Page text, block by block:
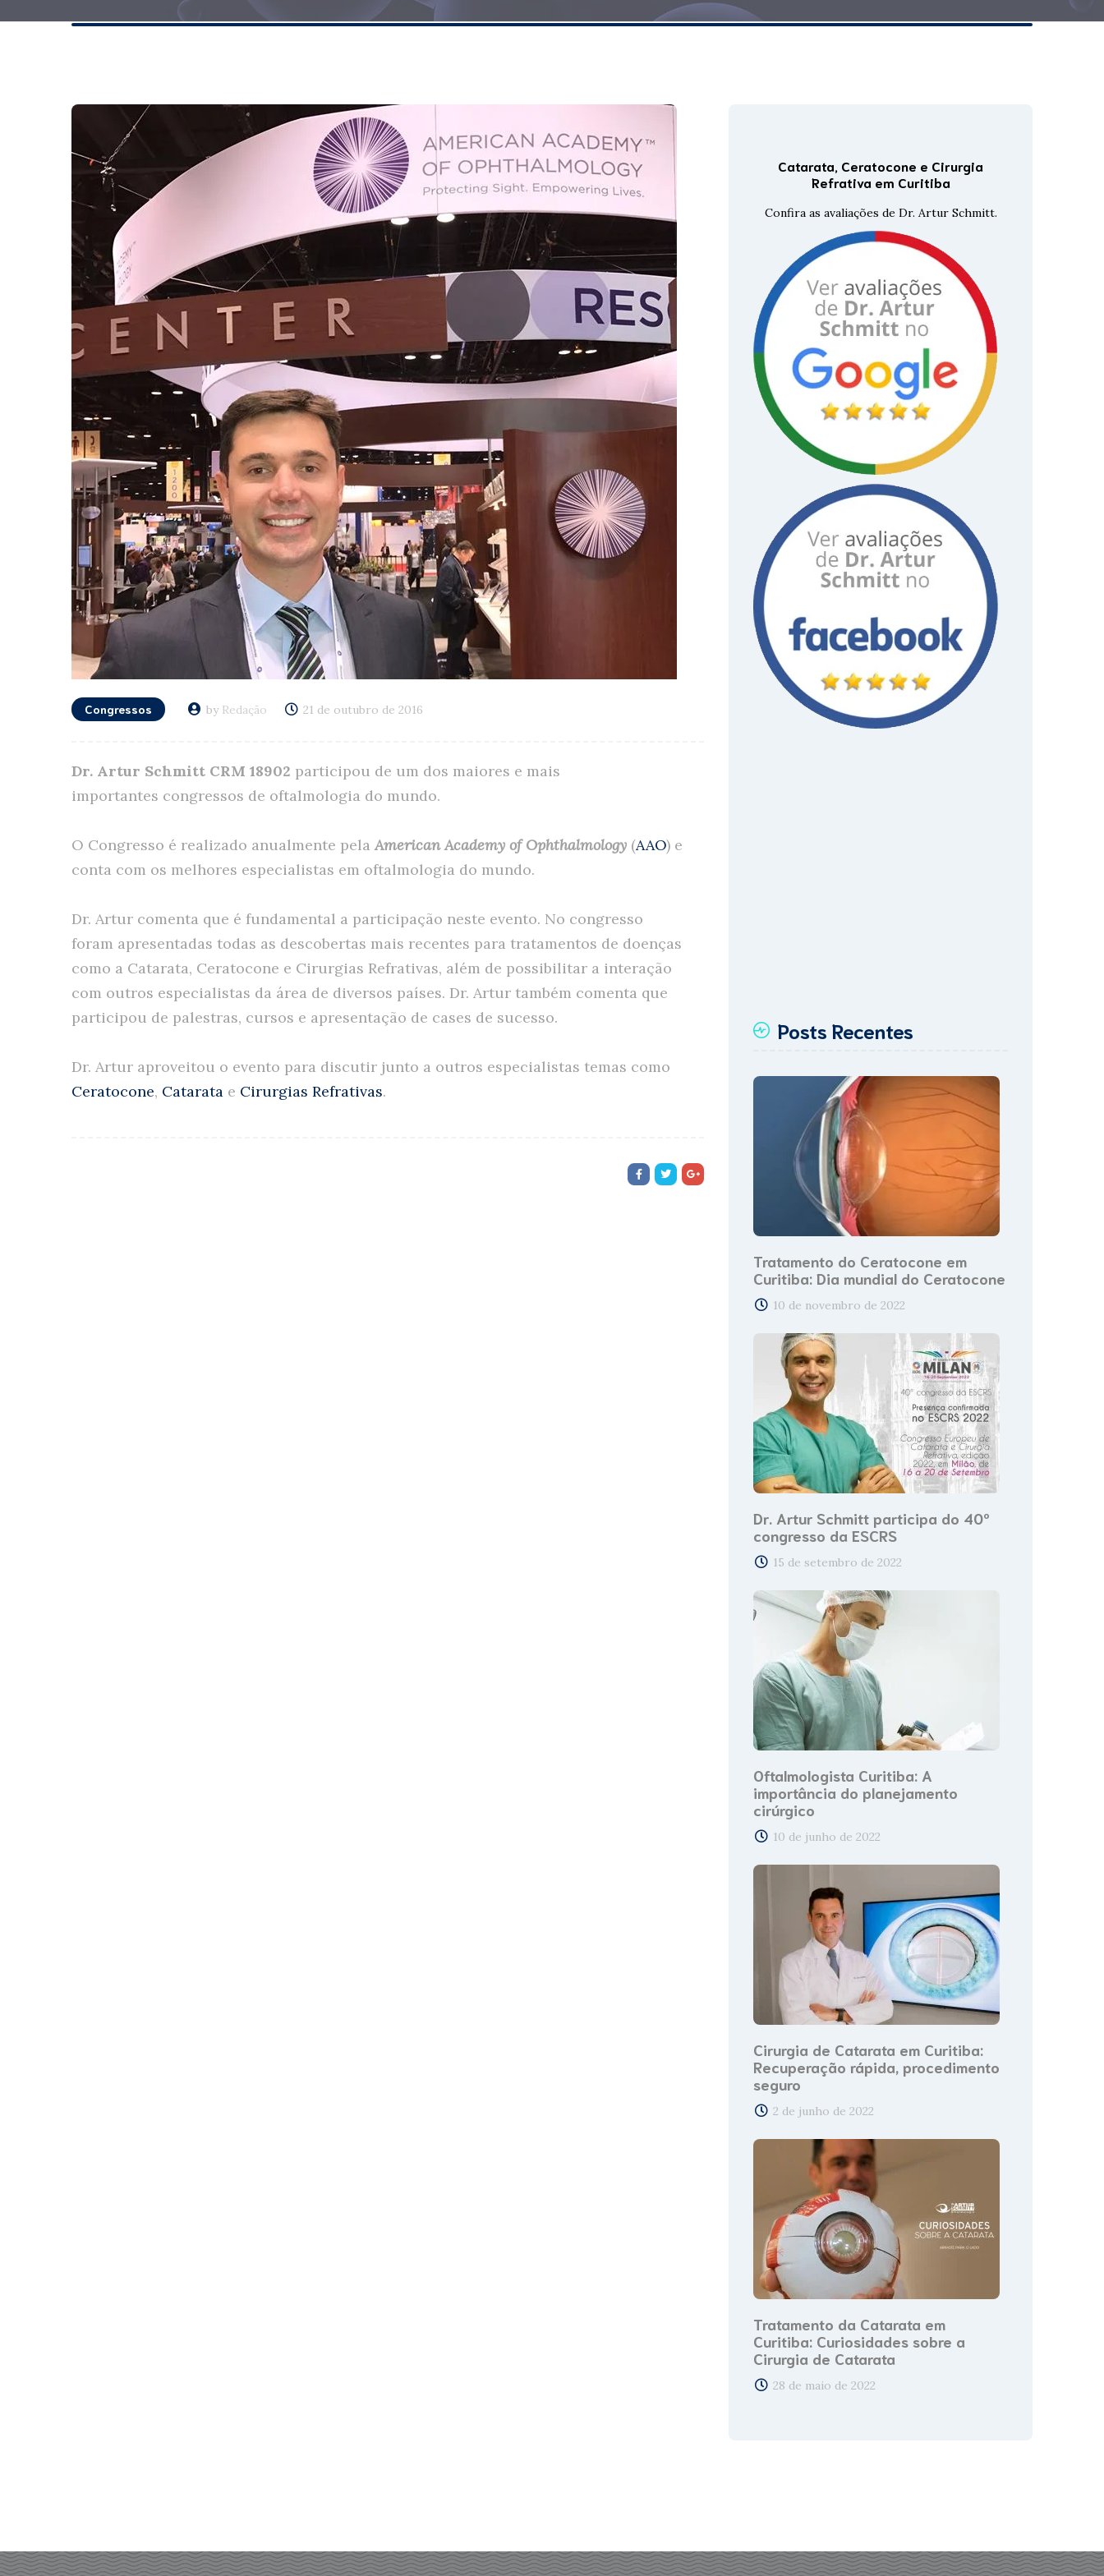
Congressos by Redação 21 de outubro de 2016
Dr. Artur Schmitt CRM 18902 participou de um dos maiores e mais
importantes congressos de oftalmologia do mundo.
O Congresso é realizado anualmente pelaAmerican Academy of Ophthalmology (AAO) e
conta com os melhores especialistas em oftalmologia do mundo.
Dr. Artur comenta que é fundamental a participação neste evento. No congresso
foram apresentadas todas as descobertas mais recentes para tratamentos de doenças
como a Catarata, Ceratocone e Cirurgias Refrativas, além de possibilitar a interação
com outros especialistas da área de diversos países. Dr. Artur também comenta que
participou de palestras, cursos e apresentação de cases de sucesso.
Dr. Artur aproveitou o evento para discutir junto a outros especialistas temas como
Ceratocone, Catarata e Cirurgias Refrativas.
Catarata, Ceratocone e Cirurgia
Refrativa em Curitiba
Confira as avaliações de Dr. Artur Schmitt.
Posts Recentes
Tratamento do Ceratocone em
Curitiba: Dia mundial do Ceratocone
10 de novembro de 2022
Dr. Artur Schmitt participa do 40º
congresso da ESCRS
15 de setembro de 2022
Oftalmologista Curitiba: A
importância do planejamento
cirúrgico
10 de junho de 2022
Cirurgia de Catarata em Curitiba:
Recuperação rápida, procedimento
seguro
2 de junho de 2022
Tratamento da Catarata em
Curitiba: Curiosidades sobre a
Cirurgia de Catarata
28 de maio de 2022